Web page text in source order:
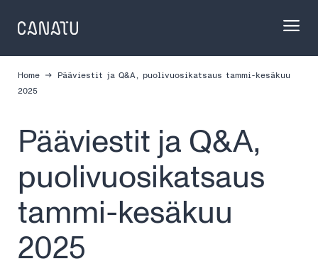
content
Home
Pääviestit ja Q&A, puolivuosikatsaus tammi-kesäkuu
2025
Pääviestit ja Q&A,
puolivuosikatsaus
tammi-kesäkuu
2025